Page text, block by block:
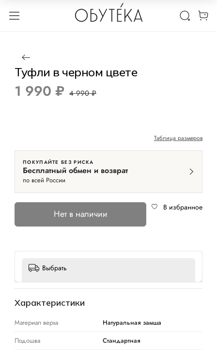
1 / 3
Туфли в черном цвете
1 990 ₽ 4 990 ₽
Таблица размеров
ПОКУПАЙТЕ БЕЗ РИСКА
Бесплатный обмен и возврат
по всей России
Нет в наличии
В избранное
Выбрать
Характеристики
Материал верха
Натуральная замша
Подошва
Стандартная